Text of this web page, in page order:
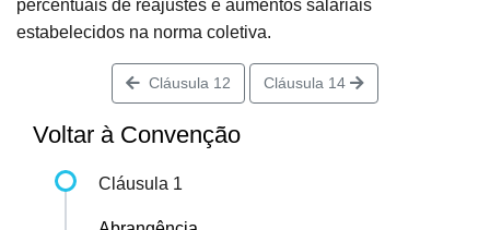
percentuais de reajustes e aumentos salariais
estabelecidos na norma coletiva.
Cláusula 12 Cláusula 14
Voltar à Convenção
Cláusula 1